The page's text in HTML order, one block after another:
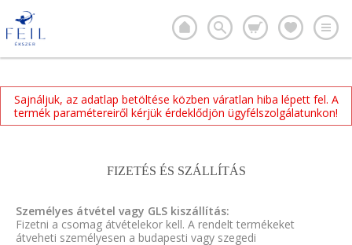
Sajnáljuk, az adatlap betöltése közben váratlan hiba lépett fel. A
termék paramétereiről kérjük érdeklődjön ügyfélszolgálatunkon!
FIZETÉS ÉS SZÁLLÍTÁS
Személyes átvétel vagy GLS kiszállítás:
Fizetni a csomag átvételekor kell. A rendelt termékeket
átveheti személyesen a budapesti vagy szegedi